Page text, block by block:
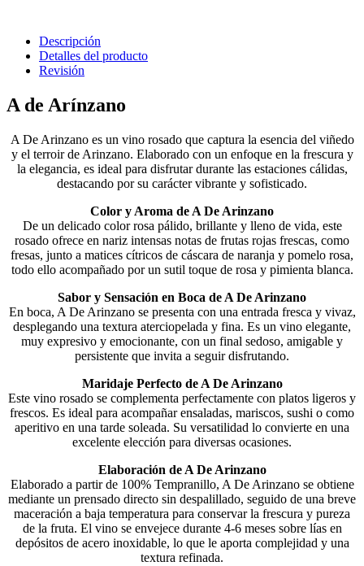
Descripción
Detalles del producto
Revisión
A de Arínzano
A De Arinzano es un vino rosado que captura la esencia del viñedo
y el terroir de Arinzano. Elaborado con un enfoque en la frescura y
la elegancia, es ideal para disfrutar durante las estaciones cálidas,
destacando por su carácter vibrante y sofisticado.
Color y Aroma de A De Arinzano
De un delicado color rosa pálido, brillante y lleno de vida, este
rosado ofrece en nariz intensas notas de frutas rojas frescas, como
fresas, junto a matices cítricos de cáscara de naranja y pomelo rosa,
todo ello acompañado por un sutil toque de rosa y pimienta blanca.
Sabor y Sensación en Boca de A De Arinzano
En boca, A De Arinzano se presenta con una entrada fresca y vivaz,
desplegando una textura aterciopelada y fina. Es un vino elegante,
muy expresivo y emocionante, con un final sedoso, amigable y
persistente que invita a seguir disfrutando.
Maridaje Perfecto de A De Arinzano
Este vino rosado se complementa perfectamente con platos ligeros y
frescos. Es ideal para acompañar ensaladas, mariscos, sushi o como
aperitivo en una tarde soleada. Su versatilidad lo convierte en una
excelente elección para diversas ocasiones.
Elaboración de A De Arinzano
Elaborado a partir de 100% Tempranillo, A De Arinzano se obtiene
mediante un prensado directo sin despalillado, seguido de una breve
maceración a baja temperatura para conservar la frescura y pureza
de la fruta. El vino se envejece durante 4-6 meses sobre lías en
depósitos de acero inoxidable, lo que le aporta complejidad y una
textura refinada.